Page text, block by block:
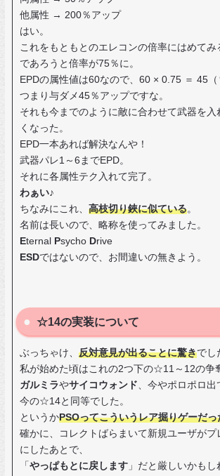
他属性 → 200％アップ
はい。
これをもともとのエレコンの倍率にはめてみ
であろうと倍率が75％に。
EPDの属性値は60なので、60 × 0.75 ＝ 45（
つまり与ダメ45％アップですな。
それも今までのように敵に合わせて武器を入
くなった。
EPD一本あれば解決なんや！
武器パレ1～6までEPD。
それに各属性テク入れて完了。
わぁい♪
ちなみにこれ、 高枝切り鋏に似ている。
名前は長いので、略称を使ってみました。
Eternal Psycho Drive
ESDではないので、お間違いの無きよう。
☆14の実装について
ぶっちゃけ、 反対意見が出ることに驚きでし
私が始めた頃はこれの2つ下の☆11～12の争
ガルミラやサイコウォンド、今やポロポロ出
今の☆14と同等でした。
というかPSOってこういうレア掘りゲーだ
確かに、コレクトばらまいて新規ユーザがプ
にしたあとで、
「 やっぱもとに戻します 」だと厳しいかもし